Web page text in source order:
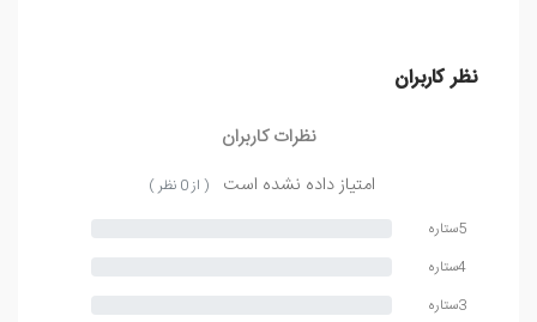
نظر کاربران
نظرات کاربران
امتیاز داده نشده است
( از 0 نظر )
5ستاره
4ستاره
3ستاره